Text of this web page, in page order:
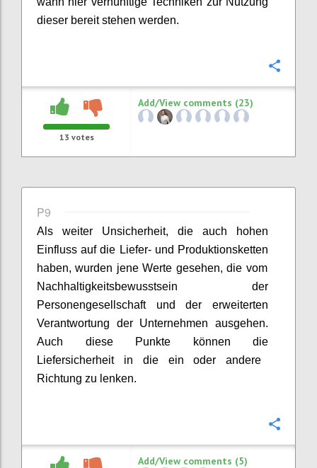
dieser bereit stehen werden.
13 votes
Add/View comments (23)
P9
Als weiter Unsicherheit, die auch hohen
Einfluss auf die Liefer- und Produktionsketten
haben,wurden jeneWerte gesehen, die vom
Nachhaltigkeitsbewusstsein der
Personengesellschaft und der erweiterten
Verantwortung der Unternehmen ausgehen.
Auch diese Punkte können die
Liefersicherheit in die ein oder andere
Richtung zu lenken.
Add/View comments (5)